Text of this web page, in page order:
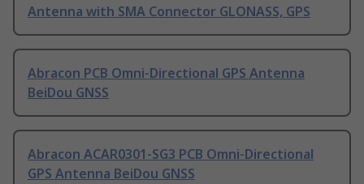
Antenna with SMA Connector GLONASS, GPS
Abracon PCB Omni-Directional GPS Antenna
BeiDou GNSS
Abracon ACAR0301-SG3 PCB Omni-Directional
GPS Antenna BeiDou GNSS